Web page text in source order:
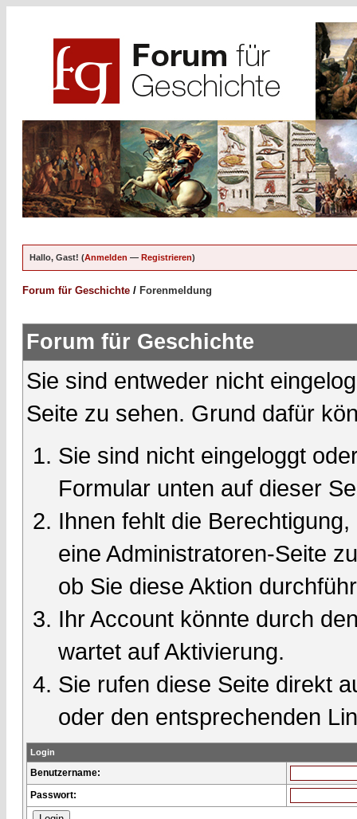
Hallo, Gast! (Anmelden — Registrieren)
Forum für Geschichte / Forenmeldung
Forum für Geschichte
Sie sind entweder nicht
Seite zu sehen. Grund dafür
Sie sind nicht eingeloggt
Formular unten auf dieser
Ihnen fehlt die
eine Administratoren-Seite
ob Sie diese Aktion
Ihr Account könnte durch
wartet auf Aktivierung.
Sie rufen diese Seite direkt
oder den entsprechenden
Login
Benutzername:
Passwort: